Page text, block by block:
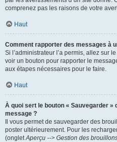
comprenez pas les raisons de votre
Haut
Comment rapporter des messages à
Si l’administrateur l’a permis, allez sur
voir un bouton pour rapporter le
aux étapes nécessaires pour le faire.
Haut
À quoi sert le bouton « Sauvegarder »
message ?
Il vous permet de sauvegarder des
poster ultérieurement. Pour les
(ongletAperçu --> Gestion des